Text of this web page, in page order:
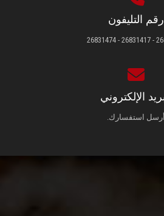
رقم التليفون
الإلكتروني
أرسل استفسارك.